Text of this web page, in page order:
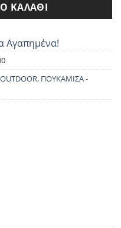
ΚΑΛΆΘΙ
Αγαπημένα!
, ΠΟΥΚΑΜΙΣΑ -